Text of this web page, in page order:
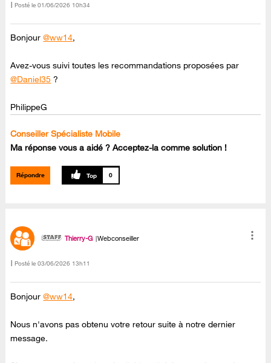
Posté le ‎01/06/2026 10h34
Bonjour@ww14,
Avez-vous suivi toutes les recommandations proposées par
@Daniel35 ?
PhilippeG
Conseiller Spécialiste Mobile
Ma réponse vous a aidé ? Acceptez-la comme solution !
Répondre 0
Thierry-G Webconseiller
Posté le ‎03/06/2026 13h11
Bonjour@ww14,
Nous n'avons pas obtenu votre retour suite à notre dernier
message.